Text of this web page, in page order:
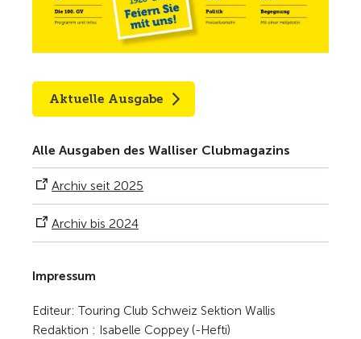
Aktuelle Ausgabe
Alle Ausgaben des Walliser Clubmagazins
Archiv seit 2025
Archiv bis 2024
Impressum
Editeur: Touring Club Schweiz Sektion Wallis
Redaktion : Isabelle Coppey (-Hefti)